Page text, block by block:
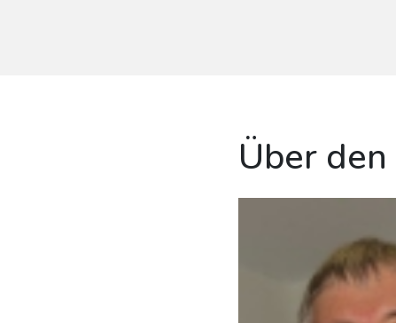
Über